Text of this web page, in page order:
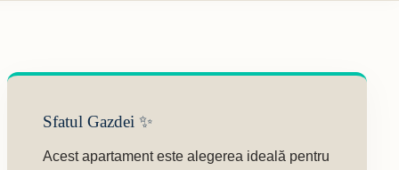
Sfatul Gazdei ✨
Acest apartament este alegerea ideală pentru